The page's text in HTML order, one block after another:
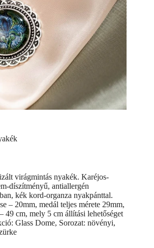
virágmintás nyakék. Karéjos-
díszítményű, antiallergén
kék kord-organza nyakpánttal.
– 20mm, medál teljes mérete 29mm,
49 cm, mely 5 cm állítási lehetőséget
Glass Dome, Sorozat: növényi,